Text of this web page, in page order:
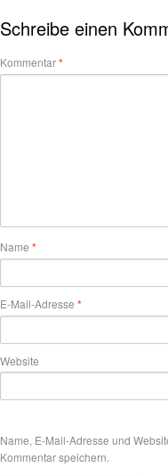
Schreibe einen
Kommentar*
Name *
E-Mail-Adresse *
Website
Name, E-Mail-Adresse und
Kommentar speichern.